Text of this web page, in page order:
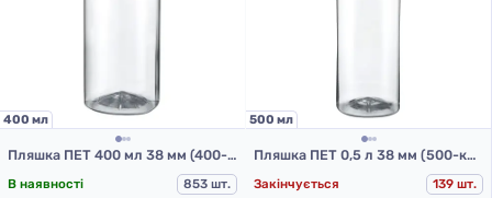
400 мл
Пляшка ПЕТ 400 мл 38 мм (400-квадрат-215пр)
В наявності 853 шт.
500 мл
Пляшка ПЕТ 0,5 л 38 мм (500-квадрат-215пр)
Закінчується 139 шт.